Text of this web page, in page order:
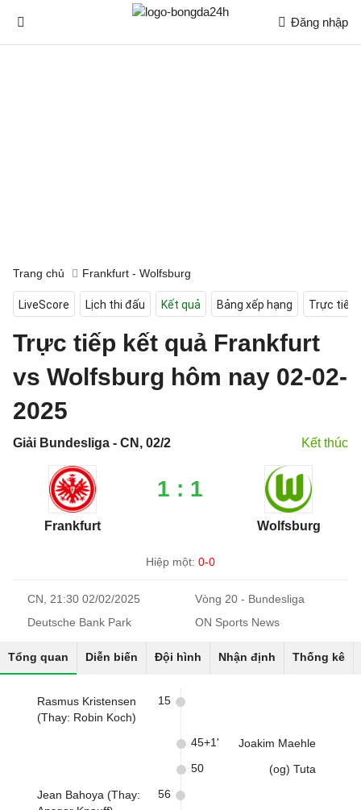
Đăng nhập
Trang chủ Frankfurt - Wolfsburg
LiveScore Lịch thi đấu Kết quả Bảng xếp hạng Trực tiếp
Trực tiếp kết quả Frankfurt
vs Wolfsburg hôm nay 02-02-
2025
Giải Bundesliga - CN, 02/2 Kết thúc
Frankfurt
1 : 1
Wolfsburg
Hiệp một: 0-0
CN, 21:30 02/02/2025
Vòng 20 - Bundesliga
Deutsche Bank Park
ON Sports News
Tổng quan Diễn biến Đội hình Nhận định Thống kê
Rasmus Kristensen
(Thay: Robin Koch)
15
Joakim Maehle
45+1'
(og) Tuta
50
Jean Bahoya (Thay:
56